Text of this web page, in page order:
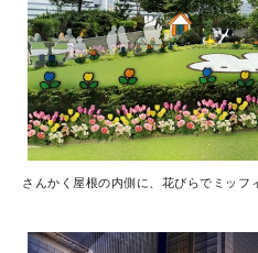
さんかく屋根の内側に、花びらでミッフ